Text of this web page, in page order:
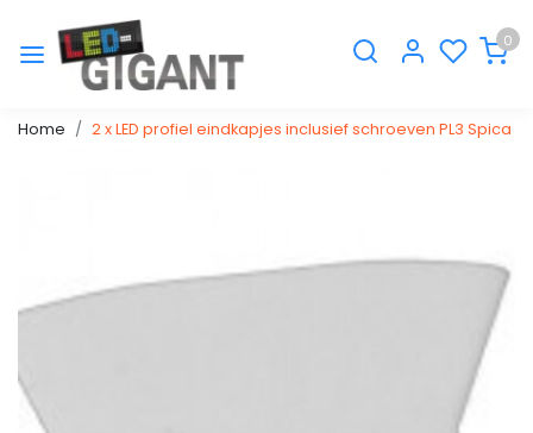
0
Home 2 x LED profiel eindkapjes inclusief schroeven PL3 Spica